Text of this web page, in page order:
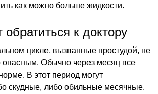
как можно больше жидкости.
обратиться к доктору
цикле, вызванные простудой, не
опасным. Обычно через месяц все
В этот период могут
скудные, либо обильные месячные.